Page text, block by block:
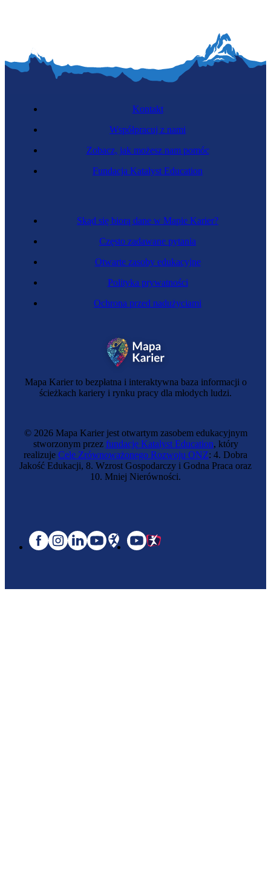
Mapa Karier to bezpłatna i interaktywna baza informacji o
ścieżkach kariery i rynku pracy dla młodych ludzi.
Skąd się biorą dane w Mapie Karier?
Często zadawane pytania
Otwarte zasoby edukacyjne
Polityka prywatności
Ochrona przed nadużyciami
Kontakt
Współpracuj z nami
Zobacz, jak możesz nam pomóc
Fundacja Katalyst Education
© 2026 Mapa Karier jest otwartym zasobem edukacyjnym
stworzonym przez fundację Katalyst Education, który
realizuje Cele Zrównoważonego Rozwoju ONZ: 4. Dobra
Jakość Edukacji, 8. Wzrost Gospodarczy i Godna Praca oraz
10. Mniej Nierówności.